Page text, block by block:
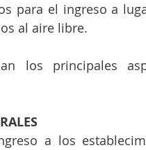
para el ingreso a
al aire libre.
los principales
a los